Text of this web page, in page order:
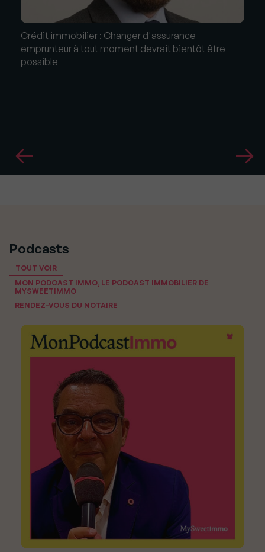
Crédit immobilier : Changer d'assurance
emprunteur à tout moment devrait bientôt être
possible
Podcasts
TOUT VOIR
MON PODCAST IMMO, LE PODCAST IMMOBILIER DE
MYSWEETIMMO
RENDEZ-VOUS DU NOTAIRE